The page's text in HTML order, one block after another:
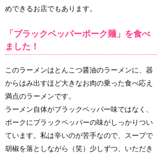
めできるお店でもあります。
「ブラックペッパーポーク麺」を食べ
ました！
このラーメンはとんこつ醤油のラーメンに、器
からはみ出すほど大きなお肉の乗った食べ応え
満点のラーメンです。
ラーメン自体がブラックペッパー味ではなく、
ポークにブラックペッパーの味がしっかりつい
ています。私は辛いのが苦手なので、スープで
胡椒を落としながら（笑）少しずつ、いただき